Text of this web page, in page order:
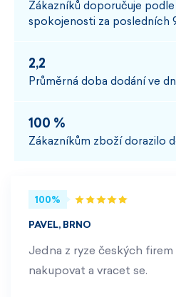
Zákazníků doporučuje
spokojenosti za posledních
2,2
Průměrná doba dodání ve
100 %
Zákazníkům zboží dorazilo
100%
PAVEL, BRNO
Jedna z ryze českých
nakupovat a vracet se.